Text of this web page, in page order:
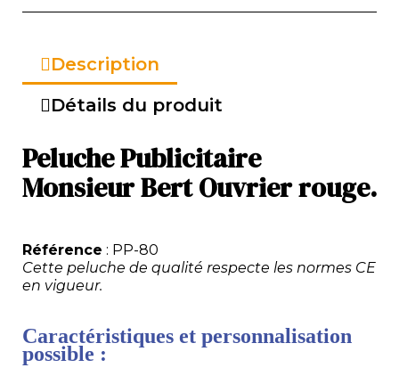
Description
Détails du produit
Peluche Publicitaire
Monsieur Bert Ouvrier rouge.
Référence : PP-80
Cette peluche de qualité respecte les normes CE
en vigueur.
Caractéristiques et personnalisation
possible :